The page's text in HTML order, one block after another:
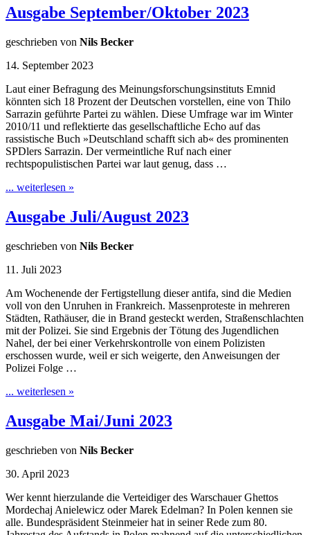
Ausgabe September/Oktober 2023
geschrieben von Nils Becker
14. September 2023
Laut einer Befragung des Meinungsforschungsinstituts Emnid
könnten sich 18 Prozent der Deutschen vorstellen, eine von Thilo
Sarrazin geführte Partei zu wählen. Diese Umfrage war im Winter
2010/11 und reflektierte das gesellschaftliche Echo auf das
rassistische Buch »Deutschland schafft sich ab« des prominenten
SPDlers Sarrazin. Der vermeintliche Ruf nach einer
rechtspopulistischen Partei war laut genug, dass …
... weiterlesen »
Ausgabe Juli/August 2023
geschrieben von Nils Becker
11. Juli 2023
Am Wochenende der Fertigstellung dieser antifa, sind die Medien
voll von den Unruhen in Frankreich. Massenproteste in mehreren
Städten, Rathäuser, die in Brand gesteckt werden, Straßenschlachten
mit der Polizei. Sie sind Ergebnis der Tötung des Jugendlichen
Nahel, der bei einer Verkehrskontrolle von einem Polizisten
erschossen wurde, weil er sich weigerte, den Anweisungen der
Polizei Folge …
... weiterlesen »
Ausgabe Mai/Juni 2023
geschrieben von Nils Becker
30. April 2023
Wer kennt hierzulande die Verteidiger des Warschauer Ghettos
Mordechaj Anielewicz oder Marek Edelman? In Polen kennen sie
alle. Bundespräsident Steinmeier hat in seiner Rede zum 80.